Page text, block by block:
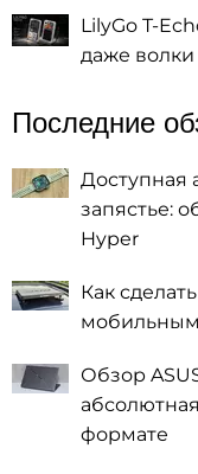
LilyGo T-
даже волки
Последние
Доступная
запястье:
Hyper
Как
Обзор
формате